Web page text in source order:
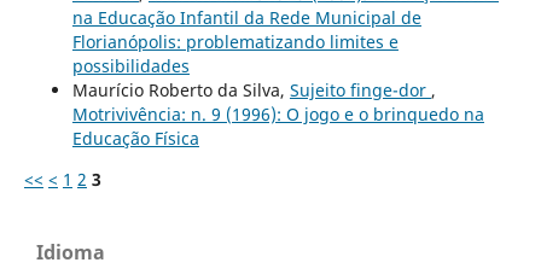
na Educação Infantil da Rede Municipal de
Florianópolis: problematizando limites e
possibilidades
Maurício Roberto da Silva, Sujeito finge-dor ,
Motrivivência: n. 9 (1996): O jogo e o brinquedo na
Educação Física
<< < 1 2 3
Idioma